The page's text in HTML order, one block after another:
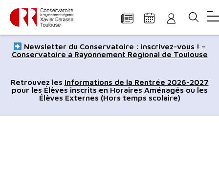
Panneau de gestion des cookies
Aller
au
principal
à
navigation
à
recherche
au
de
page
au
du
site
Newsletter du Conservatoire : inscrivez-vous ! –
Conservatoire à Rayonnement Régional de Toulouse
Retrouvez les Informations de la Rentrée 2026-2027
pour les Élèves inscrits en Horaires Aménagés ou les
Élèves Externes (Hors temps scolaire)